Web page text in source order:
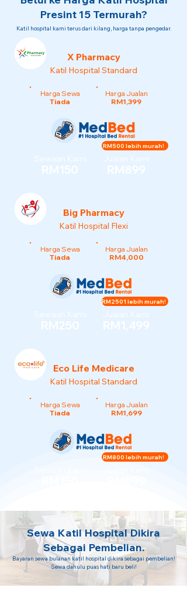
Presint 15 Termurah?
Katil hospital kami terus dari kilang, harga tanpa pengedar.
X Pharmacy
Katil Hospital Standard
Harga Sewa
Tiada
Harga Jualan
RM1,399
Sewaan Kami
RM150
Jualan Kami
RM899
RM500 lebih murah!
Big Pharmacy
Katil Hospital Flexi
Harga Sewa
Tiada
Harga Jualan
RM4,000
Sewaan Kami
RM250
Jualan Kami
RM1,499
RM2501 lebih murah!
Eco Life Medicare
Katil Hospital Standard
Harga Sewa
Tiada
Harga Jualan
RM1,699
RM800 lebih murah!
Sewa Katil Hospital Dikira
Sebagai Pembelian.
Bayaran sewa bulanan katil hospital dikira sebagai pembelian!
Sewa dahulu puas hati baru beli!